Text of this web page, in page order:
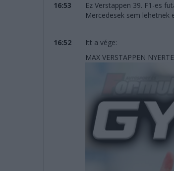
16:53
Ez Verstappen 39. F1-es
Mercedesek sem lehetnek
16:52
Itt a vége:
MAX VERSTAPPEN